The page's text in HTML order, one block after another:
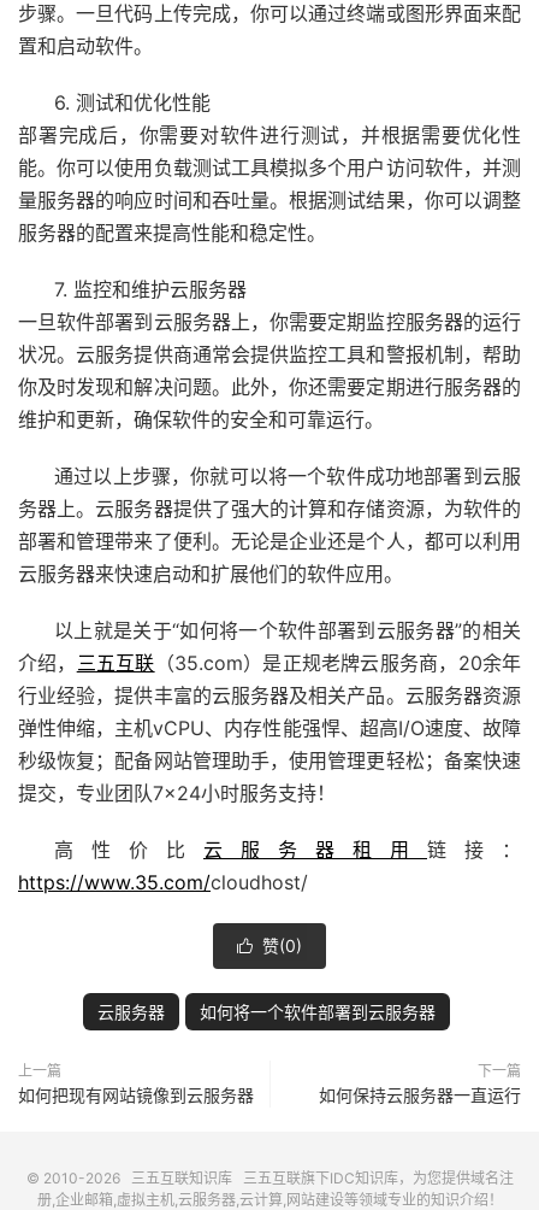
步骤。一旦代码上传完成，你可以通过终端或图形界面来配
置和启动软件。
6. 测试和优化性能
部署完成后，你需要对软件进行测试，并根据需要优化性
能。你可以使用负载测试工具模拟多个用户访问软件，并测
量服务器的响应时间和吞吐量。根据测试结果，你可以调整
服务器的配置来提高性能和稳定性。
7. 监控和维护云服务器
一旦软件部署到云服务器上，你需要定期监控服务器的运行
状况。云服务提供商通常会提供监控工具和警报机制，帮助
你及时发现和解决问题。此外，你还需要定期进行服务器的
维护和更新，确保软件的安全和可靠运行。
通过以上步骤，你就可以将一个软件成功地部署到云服
务器上。云服务器提供了强大的计算和存储资源，为软件的
部署和管理带来了便利。无论是企业还是个人，都可以利用
云服务器来快速启动和扩展他们的软件应用。
以上就是关于“如何将一个软件部署到云服务器”的相关
介绍， 三五互联 （35.com）是正规老牌云服务商，20余年
行业经验，提供丰富的云服务器及相关产品。云服务器资源
弹性伸缩，主机vCPU、内存性能强悍、超高I/O速度、故障
秒级恢复；配备网站管理助手，使用管理更轻松；备案快速
提交，专业团队7×24小时服务支持！
高性价比 云服务器租用 链接：
https://www.35.com/cloudhost/
 赞(0)
云服务器 如何将一个软件部署到云服务器
上一篇
如何把现有网站镜像到云服务器
下一篇
如何保持云服务器一直运行
© 2010-2026 三五互联知识库 三五互联旗下IDC知识库，为您提供域名注
册,企业邮箱,虚拟主机,云服务器,云计算,网站建设等领域专业的知识介绍！